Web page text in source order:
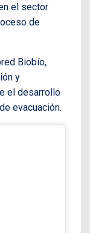
el sector
de
Biobío,
y
el desarrollo
evacuación.